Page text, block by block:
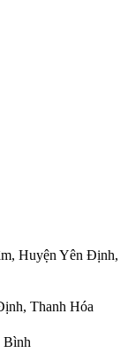
Huyện Yên Định,
Thanh Hóa
Bình